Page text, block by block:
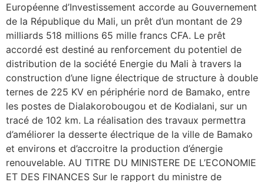
Européenne d’Investissement accorde au Gouvernement
de la République du Mali, un prêt d’un montant de 29
milliards 518 millions 65 mille francs CFA. Le prêt
accordé est destiné au renforcement du potentiel de
distribution de la société Energie du Mali à travers la
construction d’une ligne électrique de structure à double
ternes de 225 KV en périphérie nord de Bamako, entre
les postes de Dialakorobougou et de Kodialani, sur un
tracé de 102 km. La réalisation des travaux permettra
d’améliorer la desserte électrique de la ville de Bamako
et environs et d’accroitre la production d’énergie
renouvelable. AU TITRE DU MINISTERE DE L’ECONOMIE
ET DES FINANCES Sur le rapport du ministre de